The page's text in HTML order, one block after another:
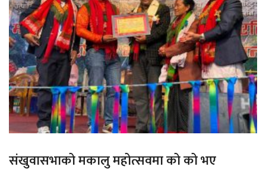
संखुवासभाको मकालु महोत्सवमा को को भए